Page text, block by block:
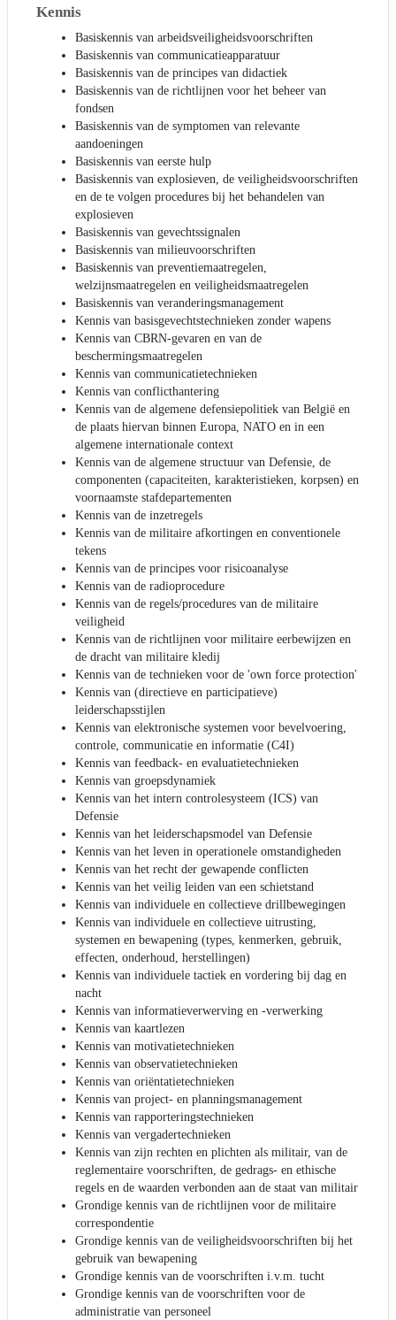
Kennis
Basiskennis van arbeidsveiligheidsvoorschriften
Basiskennis van communicatieapparatuur
Basiskennis van de principes van didactiek
Basiskennis van de richtlijnen voor het beheer van
fondsen
Basiskennis van de symptomen van relevante
aandoeningen
Basiskennis van eerste hulp
Basiskennis van explosieven, de veiligheidsvoorschriften
en de te volgen procedures bij het behandelen van
explosieven
Basiskennis van gevechtssignalen
Basiskennis van milieuvoorschriften
Basiskennis van preventiemaatregelen,
welzijnsmaatregelen en veiligheidsmaatregelen
Basiskennis van veranderingsmanagement
Kennis van basisgevechtstechnieken zonder wapens
Kennis van CBRN-gevaren en van de
beschermingsmaatregelen
Kennis van communicatietechnieken
Kennis van conflicthantering
Kennis van de algemene defensiepolitiek van België en
de plaats hiervan binnen Europa, NATO en in een
algemene internationale context
Kennis van de algemene structuur van Defensie, de
componenten (capaciteiten, karakteristieken, korpsen) en
voornaamste stafdepartementen
Kennis van de inzetregels
Kennis van de militaire afkortingen en conventionele
tekens
Kennis van de principes voor risicoanalyse
Kennis van de radioprocedure
Kennis van de regels/procedures van de militaire
veiligheid
Kennis van de richtlijnen voor militaire eerbewijzen en
de dracht van militaire kledij
Kennis van de technieken voor de 'own force protection'
Kennis van (directieve en participatieve)
leiderschapsstijlen
Kennis van elektronische systemen voor bevelvoering,
controle, communicatie en informatie (C4I)
Kennis van feedback- en evaluatietechnieken
Kennis van groepsdynamiek
Kennis van het intern controlesysteem (ICS) van
Defensie
Kennis van het leiderschapsmodel van Defensie
Kennis van het leven in operationele omstandigheden
Kennis van het recht der gewapende conflicten
Kennis van het veilig leiden van een schietstand
Kennis van individuele en collectieve drillbewegingen
Kennis van individuele en collectieve uitrusting,
systemen en bewapening (types, kenmerken, gebruik,
effecten, onderhoud, herstellingen)
Kennis van individuele tactiek en vordering bij dag en
nacht
Kennis van informatieverwerving en -verwerking
Kennis van kaartlezen
Kennis van motivatietechnieken
Kennis van observatietechnieken
Kennis van oriëntatietechnieken
Kennis van project- en planningsmanagement
Kennis van rapporteringstechnieken
Kennis van vergadertechnieken
Kennis van zijn rechten en plichten als militair, van de
reglementaire voorschriften, de gedrags- en ethische
regels en de waarden verbonden aan de staat van militair
Grondige kennis van de richtlijnen voor de militaire
correspondentie
Grondige kennis van de veiligheidsvoorschriften bij het
gebruik van bewapening
Grondige kennis van de voorschriften i.v.m. tucht
Grondige kennis van de voorschriften voor de
administratie van personeel